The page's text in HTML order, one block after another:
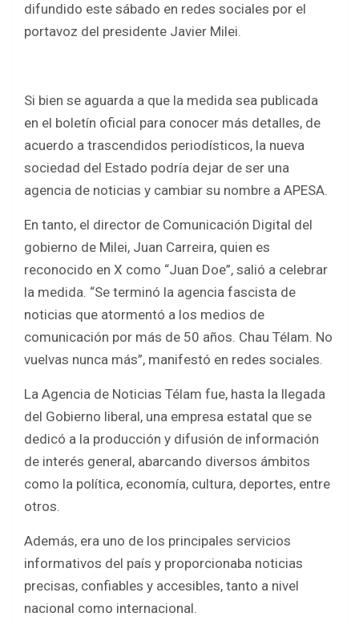
difundido este sábado en redes sociales por el
portavoz del presidente Javier Milei.
Si bien se aguarda a que la medida sea publicada
en el boletín oficial para conocer más detalles, de
acuerdo a trascendidos periodísticos, la nueva
sociedad del Estado podría dejar de ser una
agencia de noticias y cambiar su nombre a APESA.
En tanto, el director de Comunicación Digital del
gobierno de Milei, Juan Carreira, quien es
reconocido en X como “Juan Doe”, salió a celebrar
la medida. “Se terminó la agencia fascista de
noticias que atormentó a los medios de
comunicación por más de 50 años. Chau Télam. No
vuelvas nunca más”, manifestó en redes sociales.
La Agencia de Noticias Télam fue, hasta la llegada
del Gobierno liberal, una empresa estatal que se
dedicó a la producción y difusión de información
de interés general, abarcando diversos ámbitos
como la política, economía, cultura, deportes, entre
otros.
Además, era uno de los principales servicios
informativos del país y proporcionaba noticias
precisas, confiables y accesibles, tanto a nivel
nacional como internacional.